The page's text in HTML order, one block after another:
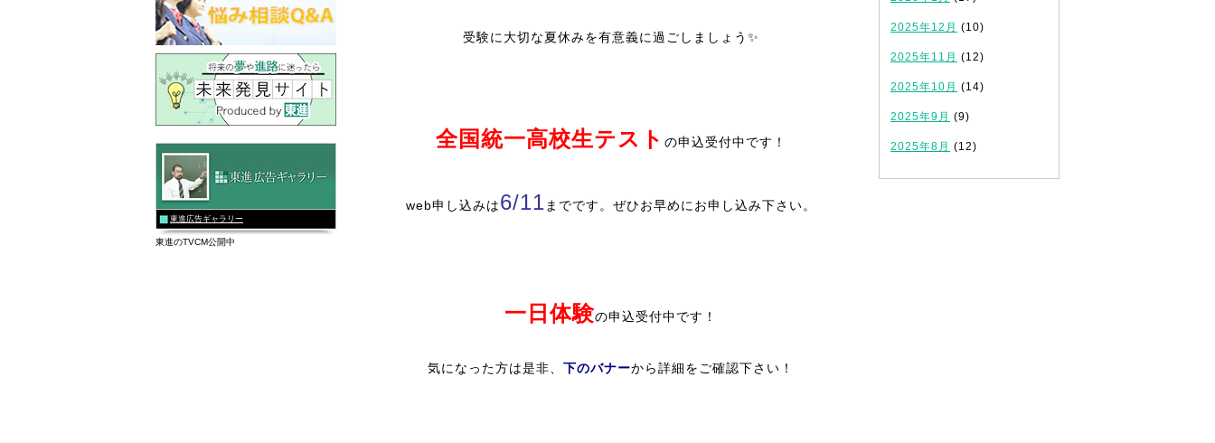
受験に大切な夏休みを有意義に過ごしましょう✨
全国統一高校生テスト の申込受付中です！
web申し込みは6/11 までです。ぜひお早めにお申し込み下さい。
一日体験の申込受付中です！
気になった方は是非、 下のバナーから詳細をご確認下さい！
2025年12月 (10)
2025年11月 (12)
2025年10月 (14)
2025年9月 (9)
2025年8月 (12)
東進広告ギャラリー
東進のTVCM公開中